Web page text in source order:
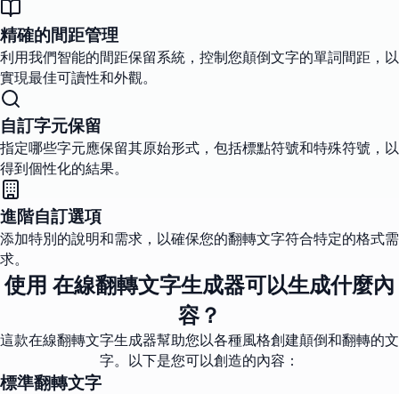
精確的間距管理
利用我們智能的間距保留系統，控制您顛倒文字的單詞間距，以
實現最佳可讀性和外觀。
自訂字元保留
指定哪些字元應保留其原始形式，包括標點符號和特殊符號，以
得到個性化的結果。
進階自訂選項
添加特別的說明和需求，以確保您的翻轉文字符合特定的格式需
求。
使用 在線翻轉文字生成器可以生成什麼內
容？
這款在線翻轉文字生成器幫助您以各種風格創建顛倒和翻轉的文
字。以下是您可以創造的內容：
標準翻轉文字